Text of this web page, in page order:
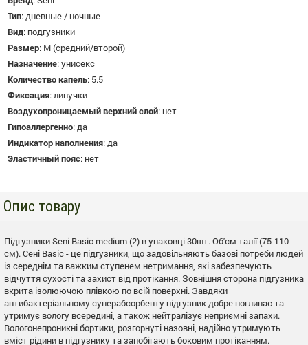
Тип:дневные / ночные
Вид: подгузники
Размер: M (средний/второй)
Назначение:унисекс
Количество капель: 5.5
Фиксация:липучки
Воздухопроницаемый верхний слой: нет
Гипоаллергенно:да
Индикатор наполнения:да
Эластичный пояс: нет
Опис товару
Підгузники Seni Basic medium (2) в упаковці 30шт. Об'єм талії (75-110
см). Сені Basic - це підгузники, що задовільняють базові потреби людей
із середнім та важким ступенем нетримання, які забезпечують
відчуття сухості та захист від протікання. Зовнішня сторона підгузника
вкрита ізолюючою плівкою по всій поверхні. Завдяки
антибактеріальному суперабсорбенту підгузник добре поглинає та
утримує вологу всередині, а також нейтралізує неприємні запахи.
Вологонепроникні бортики, розгорнуті назовні, надійно утримують
вміст рідини в підгузнику та запобігають боковим протіканням.